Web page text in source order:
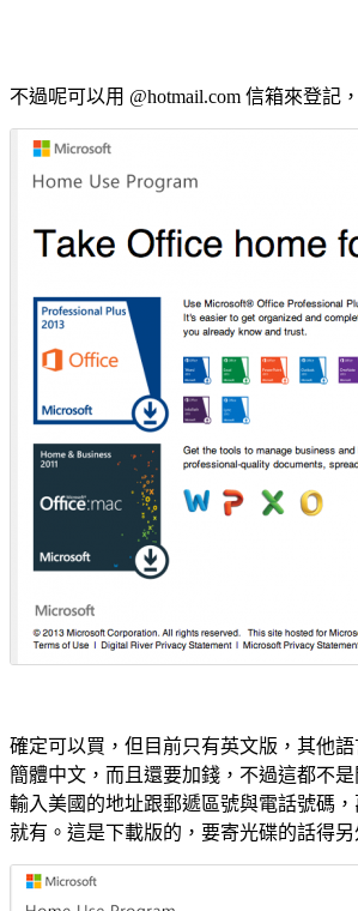
不過呢可以用 @hotmail.com 信箱來登記
確定可以買，但目前只有英文版，其他
簡體中文，而且還要加錢，不過這都不
輸入美國的地址跟郵遞區號與電話號碼，
就有。這是下載版的，要寄光碟的話得另